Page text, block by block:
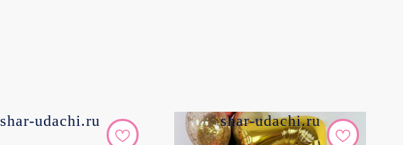
shar-udachi.ru shar-udachi.ru